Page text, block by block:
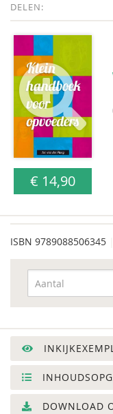
DELEN:
€ 14,90
ISBN 9789088506345
DOWNLOAD